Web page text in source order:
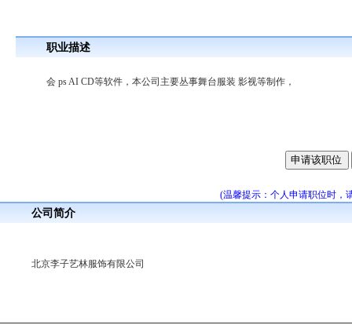
职业描述
会 ps AI CD等软件，本公司主要丛事舞台服装 影视等制作，
(温馨提示：个人申请职位时，
公司简介
北京李子艺林服饰有限公司